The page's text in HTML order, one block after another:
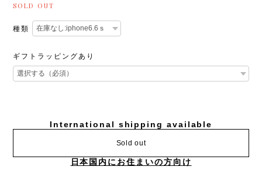
SOLD OUT
種類
ギフトラッピングあり
International shipping available
Sold out
日本国内にお住まいの方向け